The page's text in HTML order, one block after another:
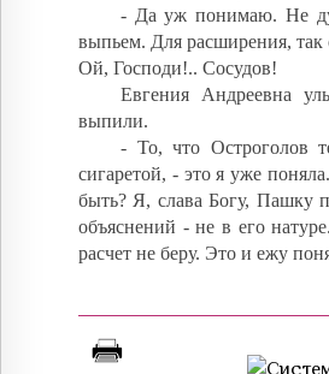
- Да уж понимаю. Не
выпьем. Для расширения,
Ой, Господи!.. Сосудов!
Евгения Андреевна
выпили.
- То, что Остроголов
сигаретой, - это я уже
быть? Я, слава Богу, Пашку
объяснений - не в его
расчет не беру. Это и ежу